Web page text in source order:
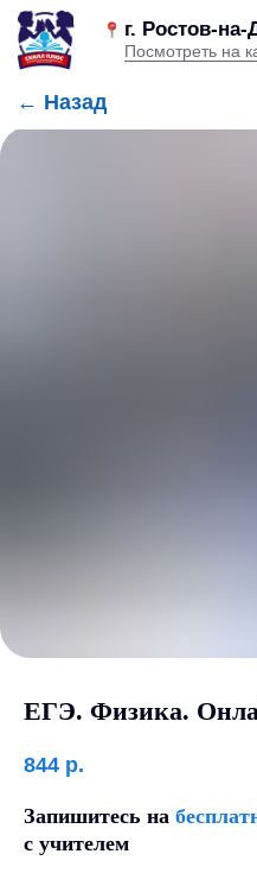
← Назад
г. Ростов-на-Дону
Посмотреть на карте
ЕГЭ. Физика.
844 р.
Запишитесь на
с учителем